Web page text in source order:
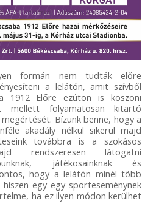
formán nem tudták előre
a lelátón, amit szívből
1912 Előre ezúton is köszöni
folyamatosan kitartó
Bízunk benne, hogy a
akadály nélkül sikerül majd
továbbra is a szokásos
rendszeresen látogatni
játékosainknak és
hogy a lelátón minél több
egy-egy sporteseménynek
ha ez ilyen módon kerülhet